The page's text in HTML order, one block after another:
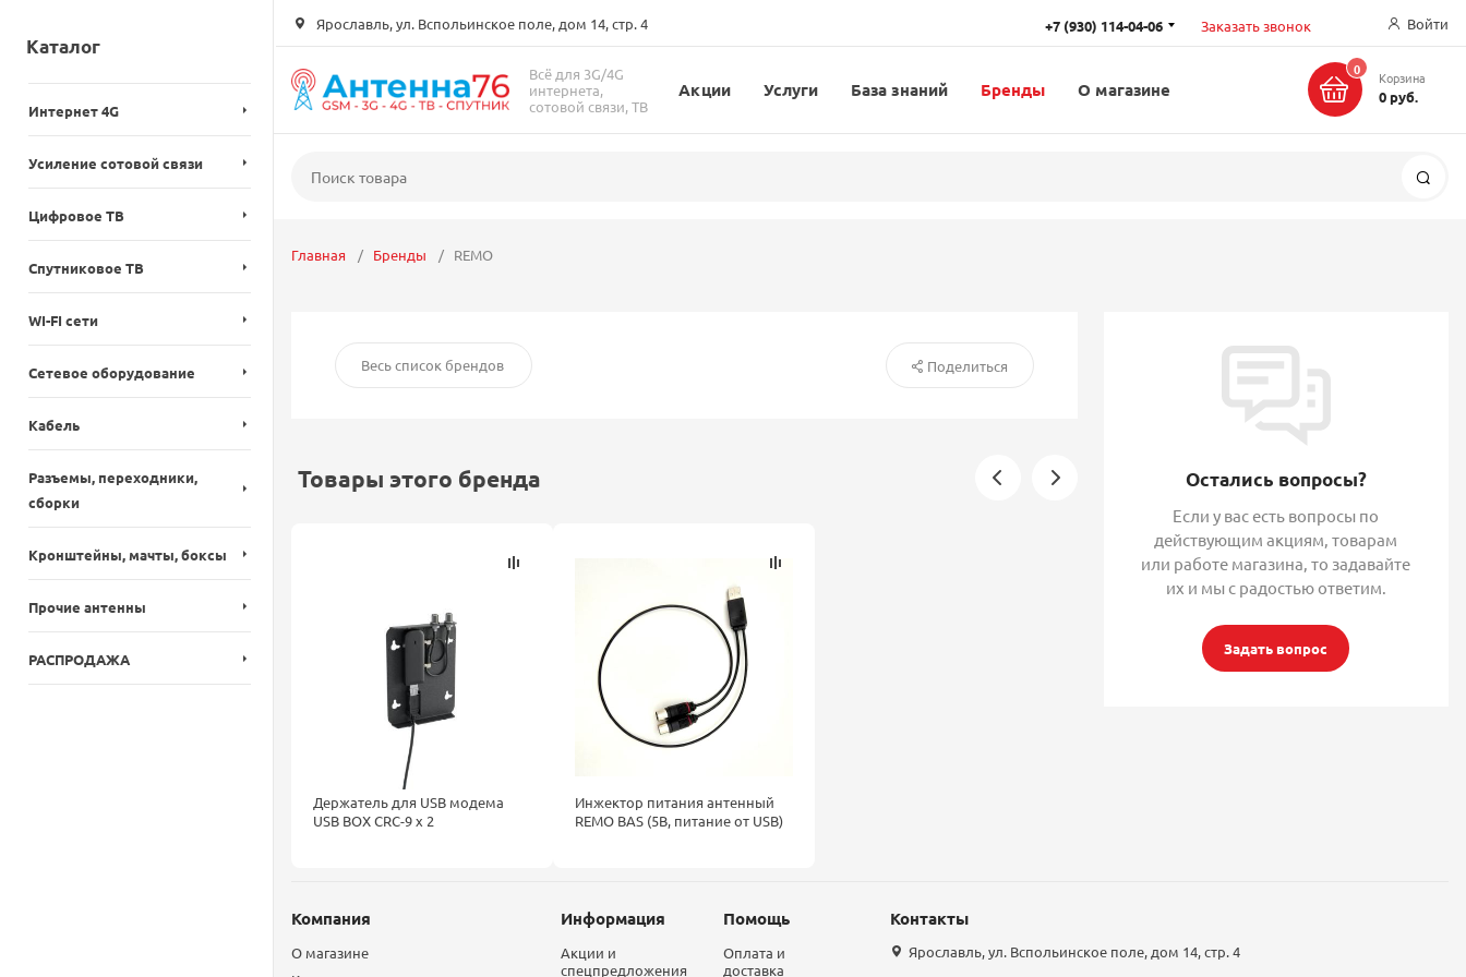
Ярославль, ул. Вспольинское поле, дом 14, стр. 4 +7 (930) 114-04-06 Заказать звонок Войти
Всё для 3G/4G
интернета,
сотовой связи, ТВ
Акции Услуги База знаний Бренды О магазине
0 Корзина
0 руб.
Каталог
Интернет 4G
Усиление сотовой связи
Цифровое ТВ
Спутниковое ТВ
WI-FI сети
Сетевое оборудование
Кабель
Разъемы, переходники,
сборки
Кронштейны, мачты, боксы
Прочие антенны
РАСПРОДАЖА
Главная Бренды REMO
Весь список брендов Поделиться
Товары этого бренда
Держатель для USB модема
USB BOX CRC-9 x 2
Инжектор питания антенный
REMO BAS (5В, питание от USB)
Остались вопросы?
Если у вас есть вопросы по
действующим акциям, товарам
или работе магазина, то задавайте
их и мы с радостью ответим.
Задать вопрос
Компания
О магазине
Информация
Акции и
спецпредложения
Помощь
Оплата и
доставка
Контакты
Ярославль, ул. Вспольинское поле, дом 14, стр. 4